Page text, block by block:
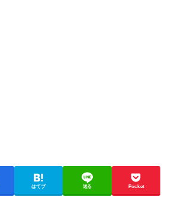
はてブ 送る Pocket